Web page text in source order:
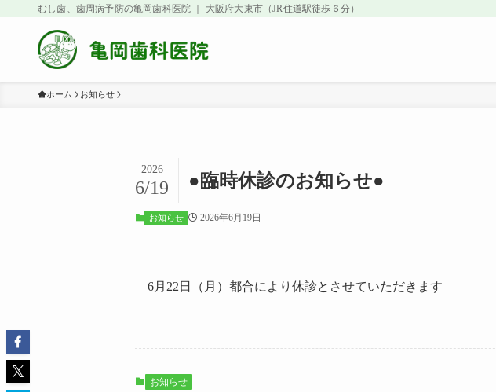
むし歯、歯周病予防の亀岡歯科医院 ｜ 大阪府大東市（JR住道駅徒歩６分）
ホーム お知らせ
●臨時休診のお知らせ●
2026
6/19
お知らせ 2026年6月19日
6月22日（月）都合により休診とさせていただきます
お知らせ